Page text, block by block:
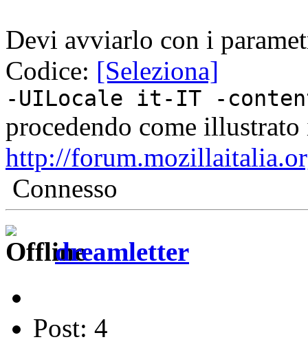
Devi avviarlo con i
Codice: [Seleziona]
-UILocale it-IT -
procedendo come
http://
Connesso
dreamletter
Post: 4